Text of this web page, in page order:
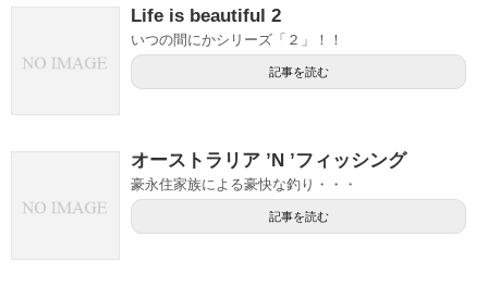
Life is beautiful 2
いつの間にかシリーズ「２」！！
記事を読む
オーストラリア ’N ’フィッシング
豪永住家族による豪快な釣り・・・
記事を読む